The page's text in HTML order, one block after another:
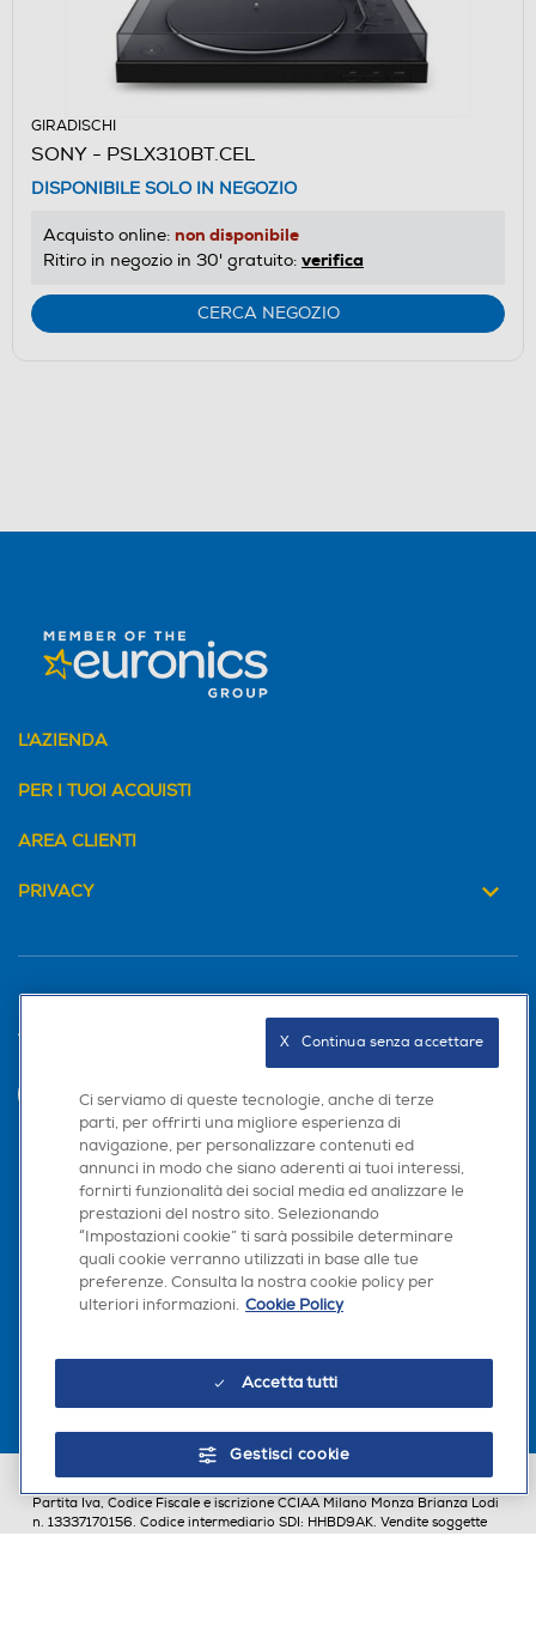
GIRADISCHI
SONY - PSLX310BT.CEL
DISPONIBILE SOLO IN NEGOZIO
Acquisto online: non disponibile
Ritiro in negozio in 30' gratuito: verifica
CERCA NEGOZIO
L'AZIENDA
PER I TUOI ACQUISTI
AREA CLIENTI
PRIVACY
Trova negozio
INVIA
Seguici sui social
Scarica la nostra app
Partita Iva, Codice Fiscale e iscrizione CCIAA Milano Monza Brianza Lodi
n. 13337170156. Codice intermediario SDI: HHBD9AK. Vendite soggette
Ci serviamo di queste tecnologie, anche di terze
parti, per offrirti una migliore esperienza di
navigazione, per personalizzare contenuti ed
annunci in modo che siano aderenti ai tuoi interessi,
fornirti funzionalità dei social media ed analizzare le
prestazioni del nostro sito. Selezionando
“Impostazioni cookie” ti sarà possibile determinare
quali cookie verranno utilizzati in base alle tue
preferenze. Consulta la nostra cookie policy per
ulteriori informazioni. Cookie Policy
Accetta tutti
Gestisci cookie
X   Continua senza accettare